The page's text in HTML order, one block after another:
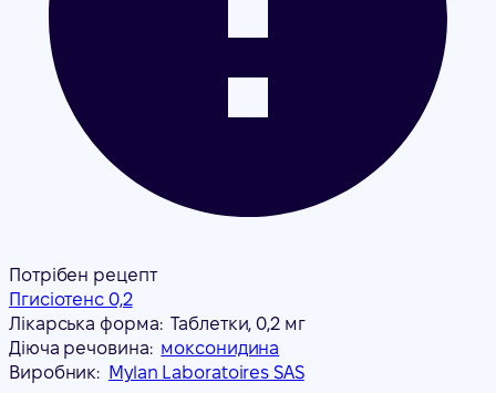
Потрібен рецепт
Пгисіотенс 0,2
Лікарська форма: Таблетки, 0,2 мг
Діюча речовина: моксонидина
Виробник: Mylan Laboratoires SAS